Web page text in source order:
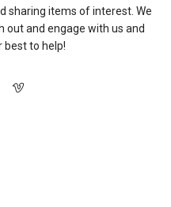
sharing items of interest. We
out and engage with us and
best to help!